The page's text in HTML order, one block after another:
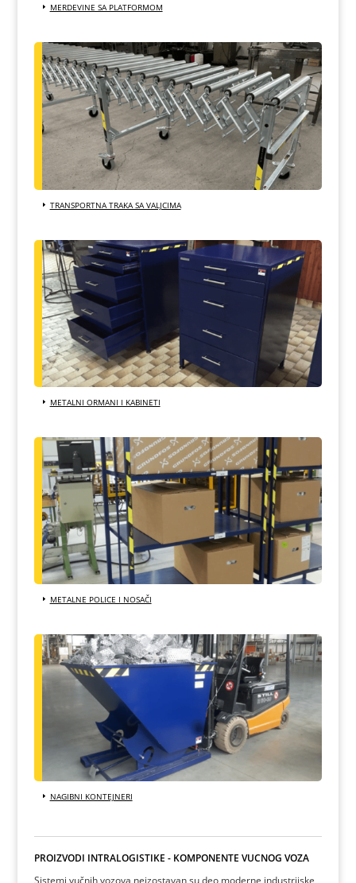
MERDEVINE SA PLATFORMOM
TRANSPORTNA TRAKA SA VALJCIMA
METALNI ORMANI I KABINETI
METALNE POLICE I NOSAČI
NAGIBNI KONTEJNERI
PROIZVODI INTRALOGISTIKE - KOMPONENTE VUČNOG VOZA